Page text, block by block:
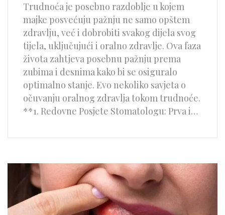
Trudnoća je posebno razdoblje u kojem
majke posvećuju pažnju ne samo opštem
zdravlju, već i dobrobiti svakog dijela svog
tijela, uključujući i oralno zdravlje. Ova faza
života zahtjeva posebnu pažnju prema
zubima i desnima kako bi se osiguralo
optimalno stanje. Evo nekoliko savjeta o
očuvanju oralnog zdravlja tokom trudnoće.
**1. Redovne Posjete Stomatologu: Prva i…